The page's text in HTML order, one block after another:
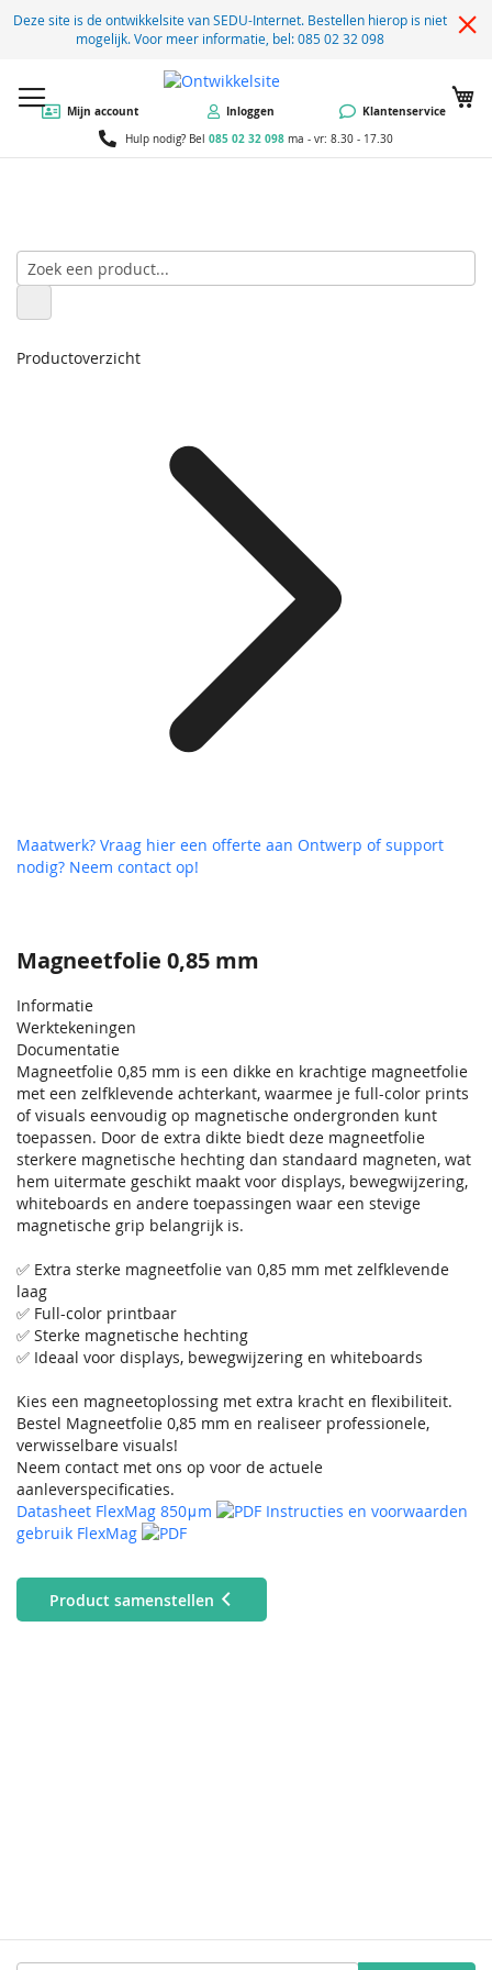
Deze site is de ontwikkelsite van SEDU-Internet. Bestellen hierop is niet
mogelijk. Voor meer informatie, bel: 085 02 32 098
Mijn account Inloggen Klantenservice
Hulp nodig? Bel 085 02 32 098 ma - vr: 8.30 - 17.30
Magneetfolie 0,85 mm
Informatie
Werktekeningen
Documentatie
Magneetfolie 0,85 mm is een dikke en krachtige magneetfolie
met een zelfklevende achterkant, waarmee je full-color prints
of visuals eenvoudig op magnetische ondergronden kunt
toepassen. Door de extra dikte biedt deze magneetfolie
sterkere magnetische hechting dan standaard magneten, wat
hem uitermate geschikt maakt voor displays, bewegwijzering,
whiteboards en andere toepassingen waar een stevige
magnetische grip belangrijk is.
✅ Extra sterke magneetfolie van 0,85 mm met zelfklevende
laag
✅ Full-color printbaar
✅ Sterke magnetische hechting
✅ Ideaal voor displays, bewegwijzering en whiteboards
Kies een magneetoplossing met extra kracht en flexibiliteit.
Bestel Magneetfolie 0,85 mm en realiseer professionele,
verwisselbare visuals!
Neem contact met ons op voor de actuele
aanleverspecificaties.
Datasheet FlexMag 850μm
Instructies en voorwaarden
gebruik FlexMag
Product samenstellen
Productoverzicht
Maatwerk? Vraag hier een offerte aan Ontwerp of support
nodig? Neem contact op!